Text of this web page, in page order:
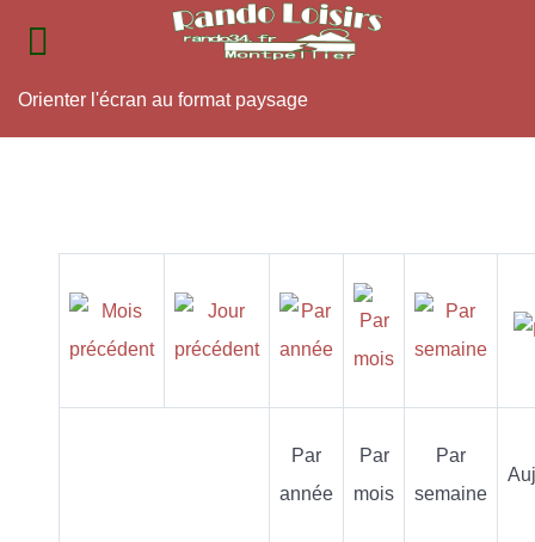
Orienter l'écran au format paysage
Par
année
Par
mois
Par
semaine